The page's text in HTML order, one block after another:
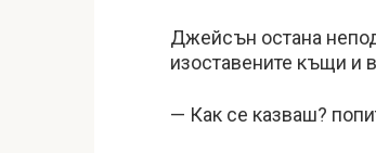
Джейсън остана
изоставените къщи и
— Как се казваш?